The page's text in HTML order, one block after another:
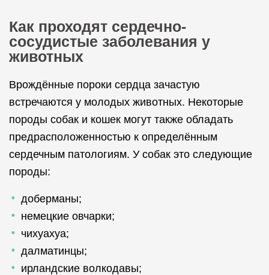
Как проходят сердечно-
сосудистые заболевания у
животных
Врождённые пороки сердца зачастую
встречаются у молодых животных. Некоторые
породы собак и кошек могут также обладать
предрасположенностью к определённым
сердечным патологиям. У собак это следующие
породы:
доберманы;
немецкие овчарки;
чихуахуа;
далматинцы;
ирландские волкодавы;